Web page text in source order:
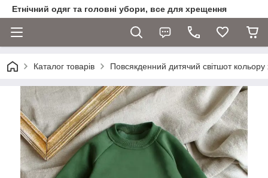
Етнічний одяг та головні убори, все для хрещення
Каталог товарів Повсякденний дитячий світшот